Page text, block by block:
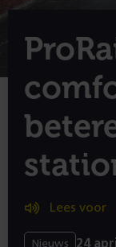
Lees voor
Nieuws 24